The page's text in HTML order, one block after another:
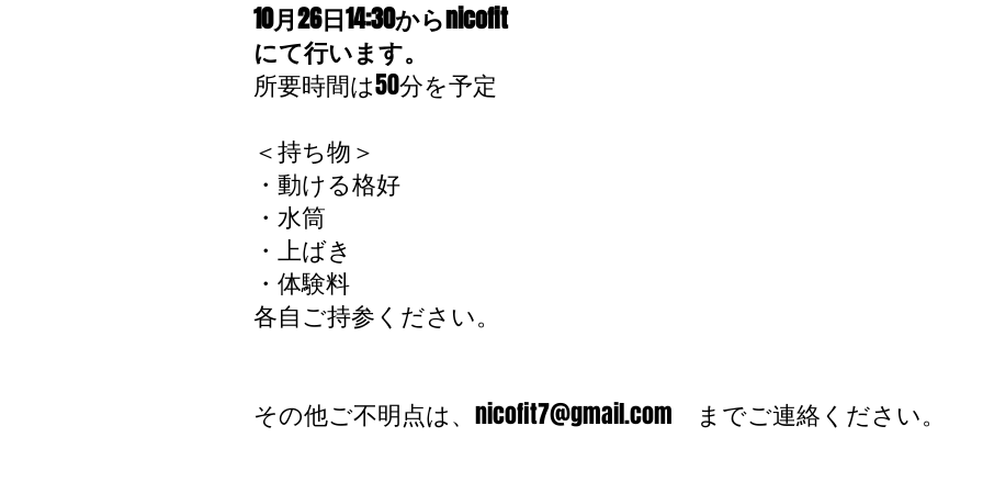
10月26日14:30からnicofit
にて行います。
所要時間は50分を予定
＜持ち物＞
・動ける格好
・水筒
・上ばき
・体験料
各自ご持参ください。
その他ご不明点は、nicofit7@gmail.com　までご連絡ください。